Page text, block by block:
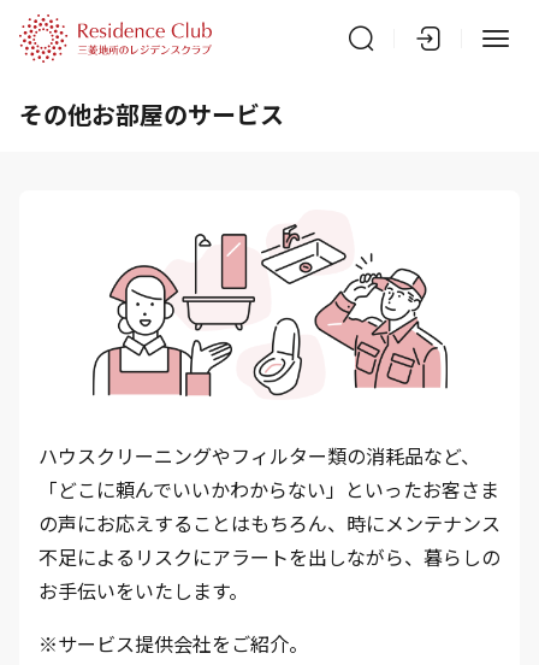
その他お部屋のサービス
ハウスクリーニングやフィルター類の消耗品など、
「どこに頼んでいいかわからない」といったお客さま
の声にお応えすることはもちろん、時にメンテナンス
不足によるリスクにアラートを出しながら、暮らしの
お手伝いをいたします。
※サービス提供会社をご紹介。